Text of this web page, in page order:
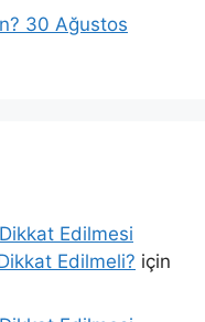
30 Ağustos
Edilmesi
Edilmeli? için